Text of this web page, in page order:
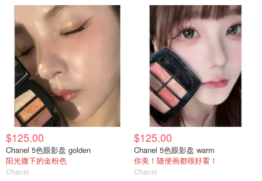
$125.00
Chanel 5色眼影盘 golden
阳光撒下的金粉色
Chanel
$125.00
Chanel 5色眼影盘 warm
你美！随便画都很好看！
Chanel